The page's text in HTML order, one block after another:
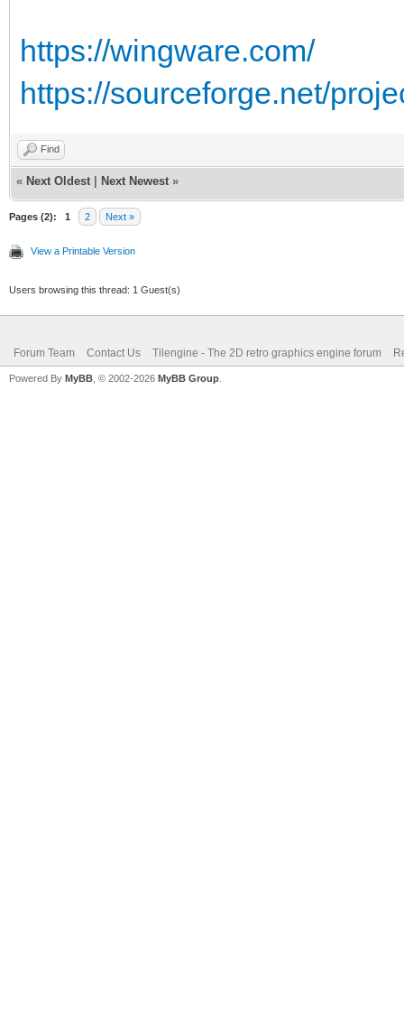
https://wingware.com/
https://sourceforge.net/
Find
« Next Oldest Next Newest »
Pages (2): 1 2 Next »
View a Printable Version
Users browsing this thread: 1 Guest(s)
Forum Team Contact Us Tilengine - The 2D retro graphics engine forum
Powered By MyBB , © 2002-2026 MyBB Group